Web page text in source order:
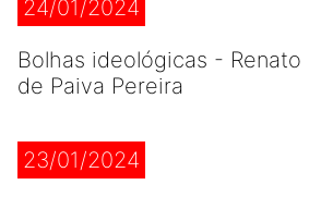
24/01/2024
Bolhas ideológicas - Renato
de Paiva Pereira
23/01/2024